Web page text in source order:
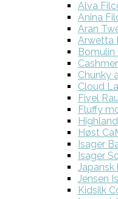
Alva
Anina
Aran
Arwetta
Bomulin
Chunky
Cloud
Fivel
Fluffy
Høst
Isager
Isager
Japansk
Jensen
Kidsilk